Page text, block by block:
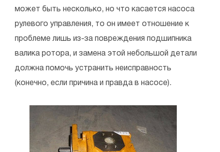
может быть несколько, но что касается насоса
рулевого управления, то он имеет отношение к
проблеме лишь из-за повреждения подшипника
валика ротора, и замена этой небольшой детали
должна помочь устранить неисправность
(конечно, если причина и правда в насосе).